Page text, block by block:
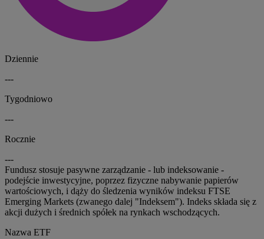
Dziennie
---
Tygodniowo
---
Rocznie
---
Fundusz stosuje pasywne zarządzanie - lub indeksowanie -
podejście inwestycyjne, poprzez fizyczne nabywanie papierów
wartościowych, i dąży do śledzenia wyników indeksu FTSE
Emerging Markets (zwanego dalej "Indeksem"). Indeks składa się z
akcji dużych i średnich spółek na rynkach wschodzących.
Nazwa ETF